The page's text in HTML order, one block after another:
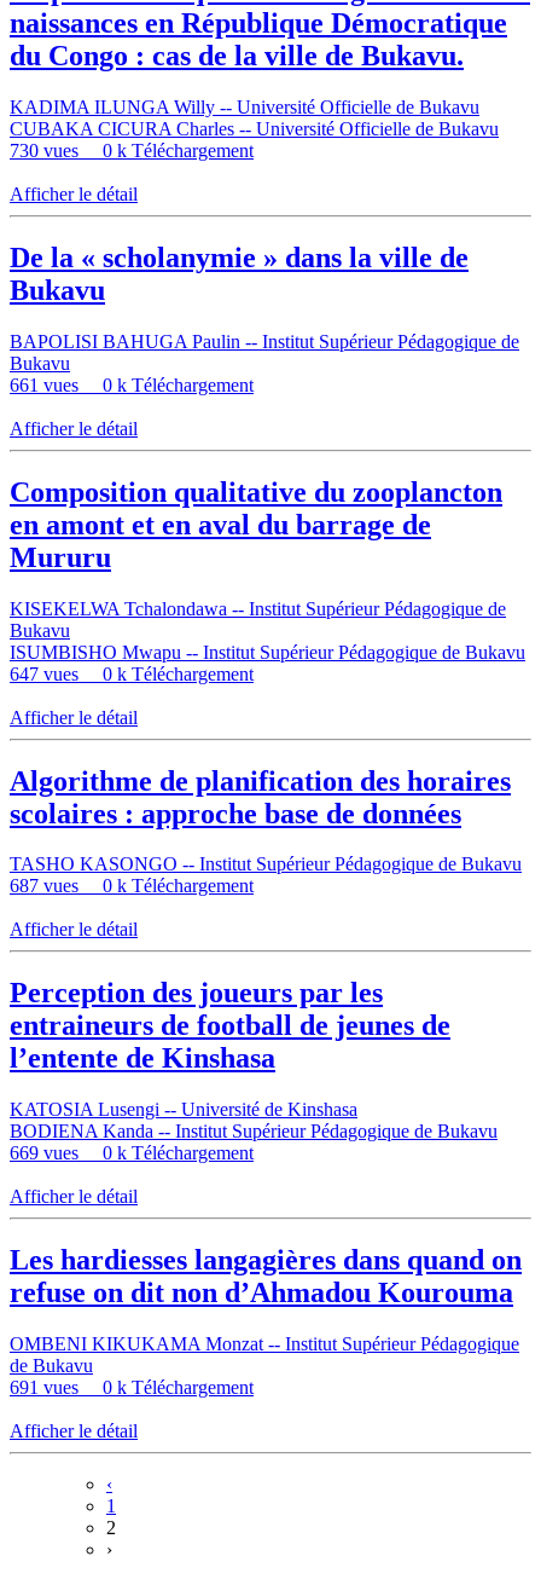
naissances en République Démocratique
du Congo : cas de la ville de Bukavu.
KADIMA ILUNGA Willy -- Université Officielle de Bukavu
CUBAKA CICURA Charles -- Université Officielle de Bukavu
730 vues 0 k Téléchargement
Afficher le détail
De la « scholanymie » dans la ville de
Bukavu
BAPOLISI BAHUGA Paulin -- Institut Supérieur Pédagogique de
Bukavu
661 vues 0 k Téléchargement
Afficher le détail
Composition qualitative du zooplancton
en amont et en aval du barrage de
Mururu
KISEKELWA Tchalondawa -- Institut Supérieur Pédagogique de
Bukavu
ISUMBISHO Mwapu -- Institut Supérieur Pédagogique de Bukavu
647 vues 0 k Téléchargement
Afficher le détail
Algorithme de planification des horaires
scolaires : approche base de données
TASHO KASONGO -- Institut Supérieur Pédagogique de Bukavu
687 vues 0 k Téléchargement
Afficher le détail
Perception des joueurs par les
entraineurs de football de jeunes de
l’entente de Kinshasa
KATOSIA Lusengi -- Université de Kinshasa
BODIENA Kanda -- Institut Supérieur Pédagogique de Bukavu
669 vues 0 k Téléchargement
Afficher le détail
Les hardiesses langagières dans quand on
refuse on dit non d’Ahmadou Kourouma
OMBENI KIKUKAMA Monzat -- Institut Supérieur Pédagogique
de Bukavu
691 vues 0 k Téléchargement
Afficher le détail
‹
1
2
›